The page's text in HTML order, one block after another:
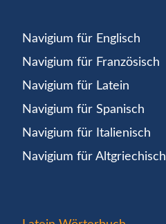
Navigium für Englisch
Navigium für Französisch
Navigium für Latein
Navigium für Spanisch
Navigium für Italienisch
Navigium für Altgriechisch